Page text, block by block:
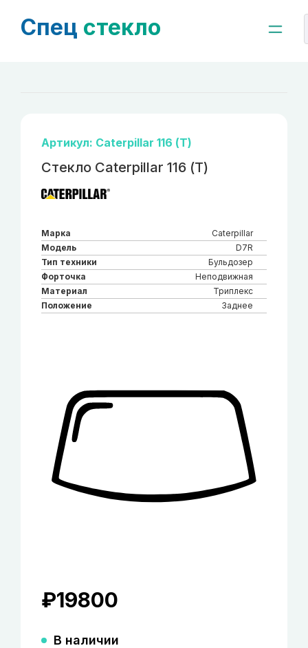
Спец стекло
Артикул: Caterpillar 116 (Т)
Стекло Caterpillar 116 (Т)
Марка
Caterpillar
Модель
D7R
Тип техники
Бульдозер
Форточка
Неподвижная
Материал
Триплекс
Положение
Заднее
₽19800
В наличии